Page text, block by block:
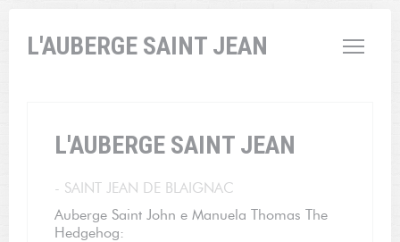
L'AUBERGE SAINT JEAN
L'AUBERGE SAINT JEAN
- SAINT JEAN DE BLAIGNAC
Auberge Saint John e Manuela Thomas The
Hedgehog: